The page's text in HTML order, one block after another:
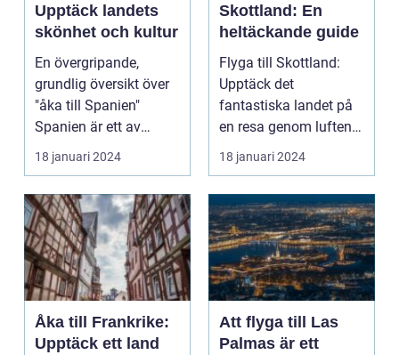
Upptäck landets
skönhet och kultur
En övergripande,
grundlig översikt över
"åka till Spanien"
Spanien är ett av
Europas mest
populära ...
18 januari 2024
Skottland: En
heltäckande guide
Flyga till Skottland:
Upptäck det
fantastiska landet på
en resa genom luften
Introduktion: Att flyg...
18 januari 2024
Åka till Frankrike:
Upptäck ett land
Att flyga till Las
Palmas är ett